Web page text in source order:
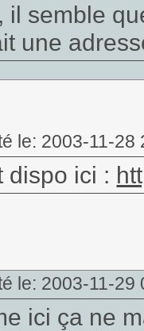
il semble
une
le: 2003-11-28
dispo ici :
le: 2003-11-29
ici ça ne